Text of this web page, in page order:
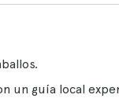
un guía local